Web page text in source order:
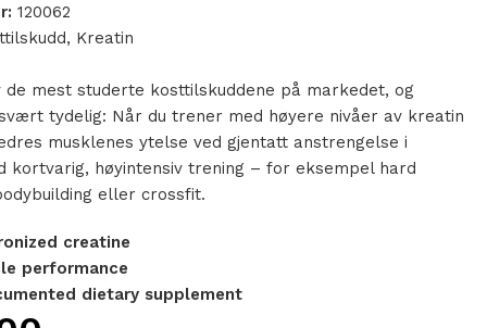
120062
, Kreatin
de mest studerte kosttilskuddene på markedet, og
tydelig: Når du trener med høyere nivåer av kreatin
musklenes ytelse ved gjentatt anstrengelse i
kortvarig, høyintensiv trening – for eksempel hard
eller crossfit.
creatine
performance
dietary supplement